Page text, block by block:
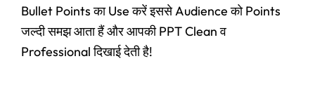
Bullet Points का Use करें इससे Audience को Points
जल्दी समझ आता हैं और आपकी PPT Clean व
Professional दिखाई देती है!